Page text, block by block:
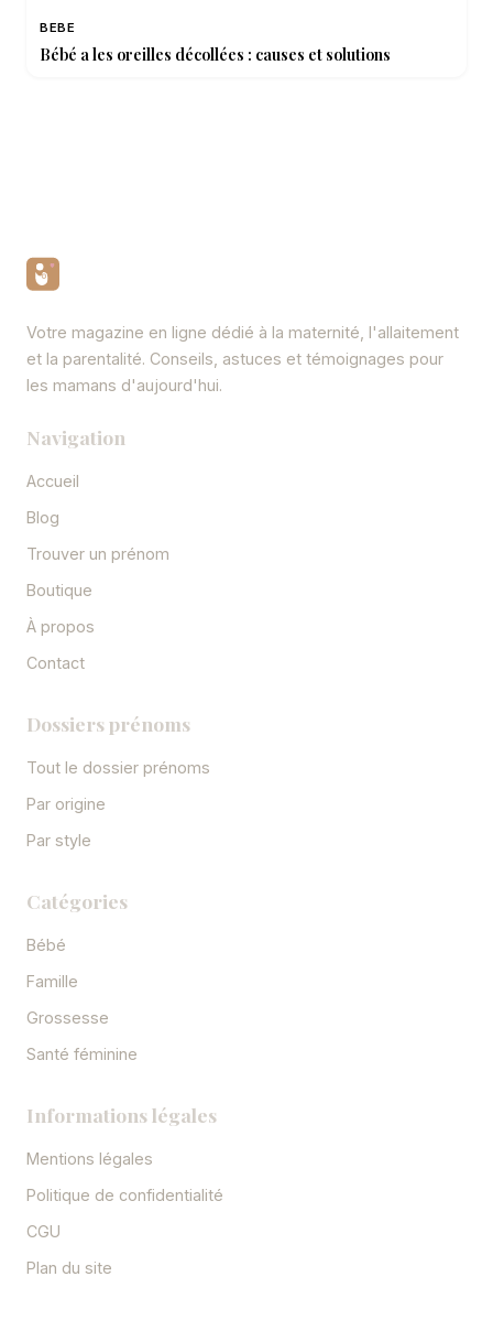
BEBE
Bébé a les oreilles décollées : causes et solutions
Votre magazine en ligne dédié à la maternité, l'allaitement
et la parentalité. Conseils, astuces et témoignages pour
les mamans d'aujourd'hui.
Navigation
Accueil
Blog
Trouver un prénom
Boutique
À propos
Contact
Dossiers prénoms
Tout le dossier prénoms
Par origine
Par style
Catégories
Bébé
Famille
Grossesse
Santé féminine
Informations légales
Mentions légales
Politique de confidentialité
CGU
Plan du site